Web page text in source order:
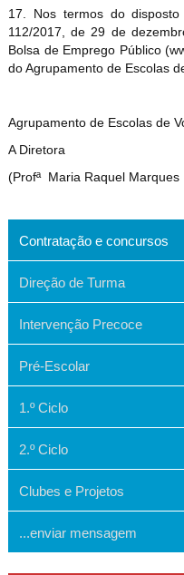
17. Nos termos do
112/2017, de 29 de
Bolsa de Emprego Público
do Agrupamento de Escolas
Agrupamento de Escolas de
A Diretora
(Profª Maria Raquel Marques
Contratação e concursos
Direção de Turma
Intervenção Precoce
Pré-Escolar
1.º Ciclo
2.º Ciclo
Clubes e Projetos
...enviar mensagem